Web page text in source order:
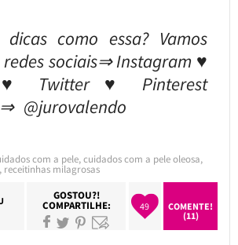
como essa? Vamos
sociais⇒ Instagram ♥
♥ Twitter ♥ Pinterest
@jurovalendo
com a pele,cuidados com a pele oleosa,
receitinhas milagrosas
GOSTOU?!
COMPARTILHE: 49
COMENTE!
(11)